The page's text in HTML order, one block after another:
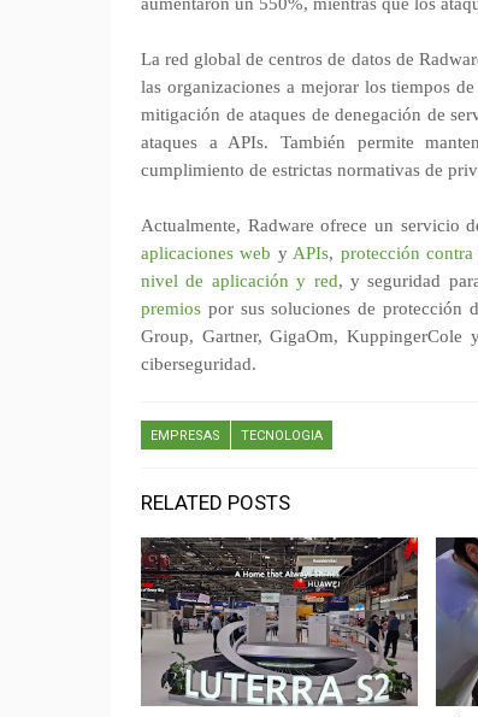
La red global de centros de datos de
las organizaciones a mejorar los tiempos
mitigación de ataques de denegación de
ataques a APIs. También permite
cumplimiento de estrictas normativas de
Actualmente, Radware ofrece un servicio
aplicaciones web y APIs, protección contra
nivel de aplicación y red, y seguridad
premios por sus soluciones de protección
Group, Gartner, GigaOm,
ciberseguridad.
EMPRESAS TECNOLOGIA
RELATED POSTS